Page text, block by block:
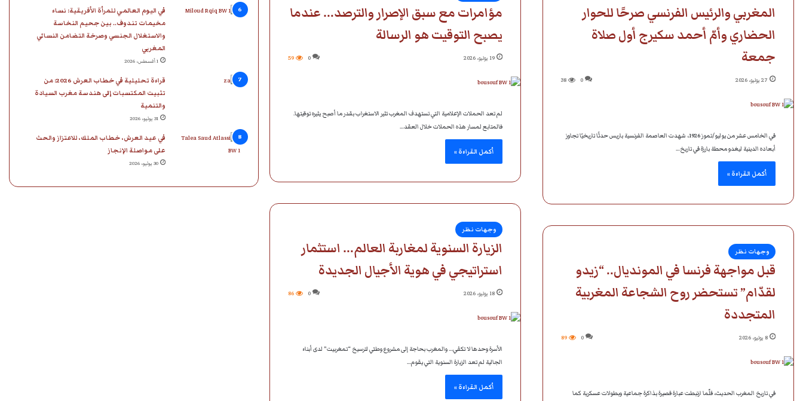
المغربي والرئيس الفرنسي صرحًا للحوار
الحضاري وأمّ أحمد سكيرج أول صلاة
جمعة
27 يوليو، 2026 0
38
في الخامس عشر من يوليو/تموز 1926، شهدت العاصمة الفرنسية باريس حدثًا تاريخيًا تجاوز
أبعاده الدينية ليغدو محطة بارزة في تاريخ…
أكمل القراءة »
مؤامرات مع سبق الإصرار والترصد… عندما
يصبح التوقيت هو الرسالة
19 يوليو، 2026 0
59
لم تعد الحملات الإعلامية التي تستهدف المغرب تثير الاستغراب بقدر ما أصبح يثيره توقيتها.
فالمتابع لمسار هذه الحملات خلال العقد…
أكمل القراءة »
وجهات نظر
الزيارة السنوية لمغاربة العالم… استثمار
استراتيجي في هوية الأجيال الجديدة
18 يوليو، 2026 0
86
الأسرة وحدها لا تكفي… والمغرب بحاجة إلى مشروع وطني لترسيخ “تمغربيت” لدى أبناء
الجالية لم تعد الزيارة السنوية التي يقوم…
أكمل القراءة »
وجهات نظر
قبل مواجهة فرنسا في المونديال.. “زيدو
لقدّام” تستحضر روح الشجاعة المغربية
المتجددة
8 يوليو، 2026 0
89
في تاريخ المغرب الحديث، قلّما ارتبطت عبارة قصيرة بذاكرة جماعية وبطولات عسكرية كما
في اليوم العالمي للمرأة الأفريقية: نساء
مخيمات تندوف.. بين جحيم النخاسة
والاستغلال الجنسي وصرخة التضامن النسائي
المغربي
1 أغسطس، 2026
قراءة تحليلية في خطاب العرش 2026: من
تثبيت المكتسبات إلى هندسة مغرب السيادة
والتنمية
31 يوليو، 2026
في عيد العرش، خطاب الملك، للاعتزاز والحث
على مواصلة الإنجاز
30 يوليو، 2026